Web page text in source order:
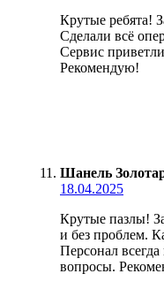
Крутые ребята!
Сделали всё
Сервис
Рекомендую!
Шанель
18.04.2025
Крутые пазлы!
и без проблем.
Персонал всегда
вопросы.